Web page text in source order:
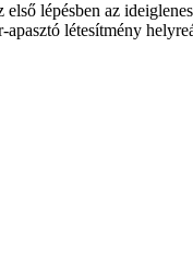
lépésben az
létesítmény